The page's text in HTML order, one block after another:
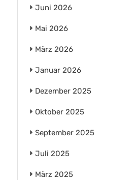
Juni 2026
Mai 2026
März 2026
Januar 2026
Dezember 2025
Oktober 2025
September 2025
Juli 2025
März 2025